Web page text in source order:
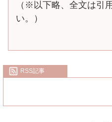
（※以下略、全文は引
い。）
RSS記事